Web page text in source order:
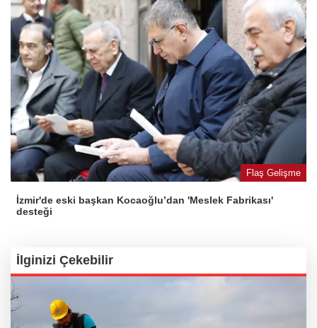
Flaş Gelişme
İzmir'de eski başkan Kocaoğlu’dan 'Meslek Fabrikası'
desteği
İlginizi Çekebilir